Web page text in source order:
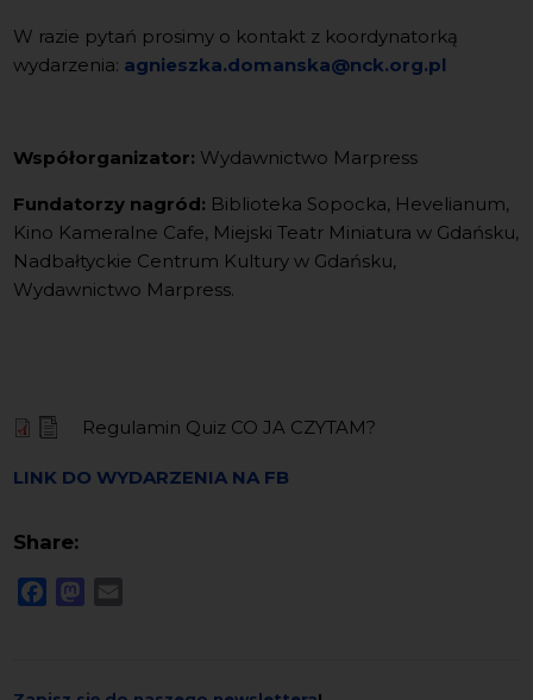
W razie pytań prosimy o kontakt z koordynatorką
wydarzenia: agnieszka.domanska@nck.org.pl
Współorganizator: Wydawnictwo Marpress
Fundatorzy nagród: Biblioteka Sopocka, Hevelianum,
Kino Kameralne Cafe, Miejski Teatr Miniatura w Gdańsku,
Nadbałtyckie Centrum Kultury w Gdańsku,
Wydawnictwo Marpress.
Regulamin Quiz CO JA CZYTAM?
LINK DO WYDARZENIA NA FB
Share:
FacebookMastodon